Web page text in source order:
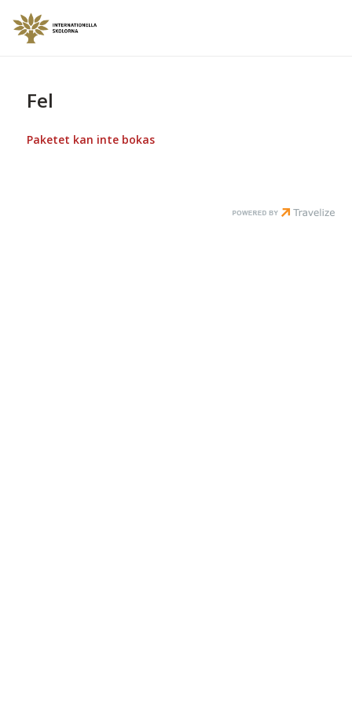
Fel
Paketet kan inte bokas